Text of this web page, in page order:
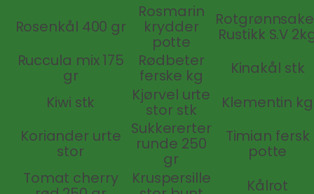
Rosenkål 400 gr
Rosmarin
krydder
potte
Rustikk S.V
Ruccula mix 175
gr
Rødbeter
ferske kg
Kinakål stk
Kiwi stk
Kjørvel urte
stor stk
Klementin kg
Koriander urte
stor
Sukkererter
runde 250
gr
Timian fersk
potte
Tomat cherry
Kruspersille
Kålrot